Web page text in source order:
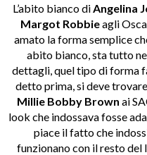
L’abito bianco di Angelina
Margot Robbieagli
amato la forma semplice
abito bianco, sta tutto
dettagli, quel tipo di forma
detto prima, si deve
Millie Bobby Brown ai
look che indossava fosse
piace il fatto che
funzionano con il resto del